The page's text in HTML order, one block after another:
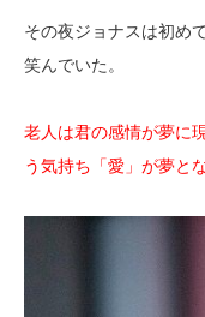
その夜ジョナスは初め
笑んでいた。
老人は君の感情が夢に
う気持ち「愛」が夢と